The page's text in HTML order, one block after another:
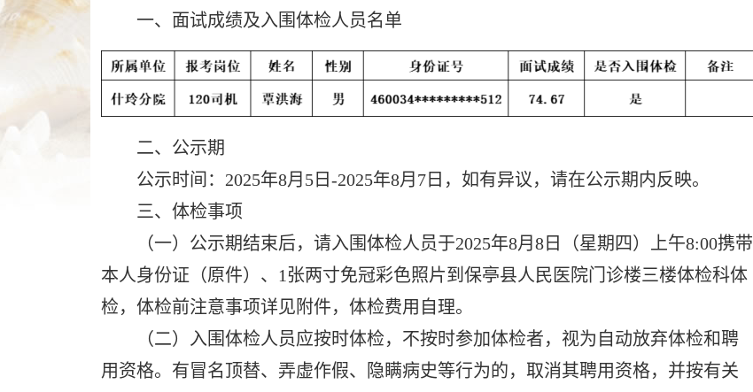
导，
请
一、面试成绩及入围体检人员名单
二、公示期
公示时间：2025年8月5日-2025年8月7日，如有异议，请在公示期内反映。
三、体检事项
（一）公示期结束后，请入围体检人员于2025年8月8日（星期四）上午8:00携带
本人身份证（原件）、1张两寸免冠彩色照片到保亭县人民医院门诊楼三楼体检科体
检，体检前注意事项详见附件，体检费用自理。
（二）入围体检人员应按时体检，不按时参加体检者，视为自动放弃体检和聘
用资格。有冒名顶替、弄虚作假、隐瞒病史等行为的，取消其聘用资格，并按有关